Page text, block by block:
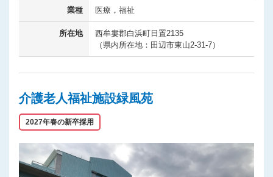
業種 医療，福祉
所在地
西牟婁郡白浜町日置2135
（県内所在地：田辺市東山2-31-7）
介護老人福祉施設緑風苑
2027年春の新卒採用